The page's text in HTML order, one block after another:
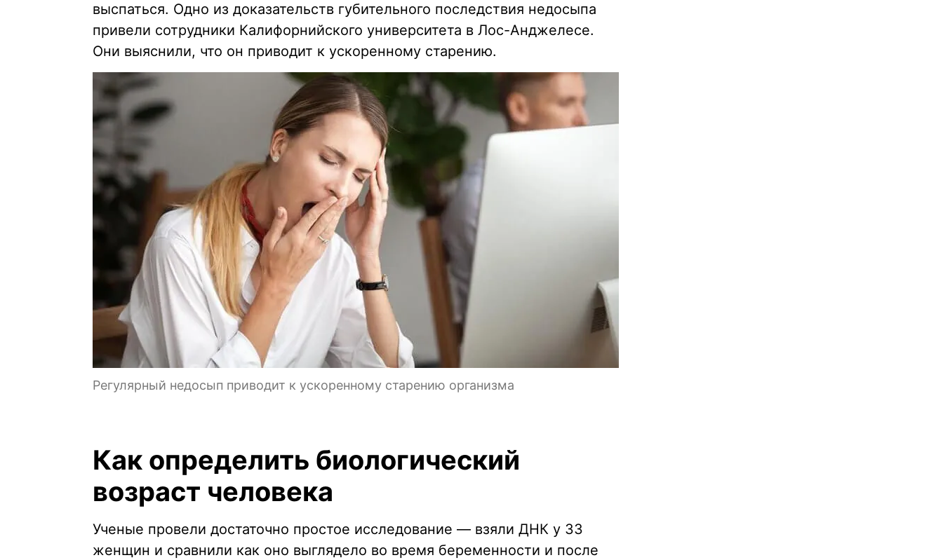
выспаться. Одно из доказательств губительного последствия недосыпа
привели сотрудники Калифорнийского университета в Лос-Анджелесе.
Они выяснили, что он приводит к ускоренному старению.
Регулярный недосып приводит к ускоренному старению организма
Как определить биологический
возраст человека
Ученые провели достаточно простое исследование — взяли ДНК у 33
женщин и сравнили как оно выглядело во время беременности и после